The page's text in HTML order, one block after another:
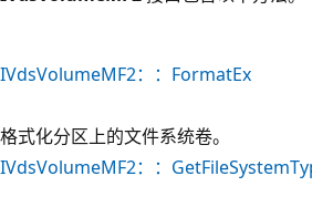
IVdsVolumeMF2：：FormatEx
格式化分区上的文件系统卷。
IVdsVolumeMF2：：